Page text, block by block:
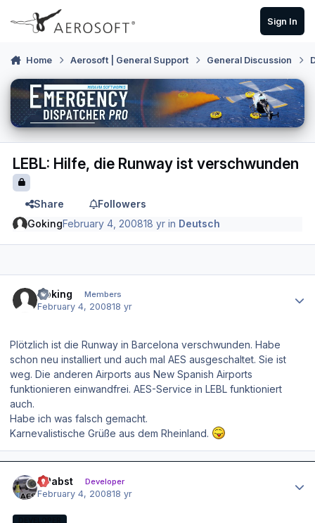
Skip to content
Sign In
Home Aerosoft | General Support General Discussion
LEBL: Hilfe, die Runway ist verschwunden
Share
Followers
GokingFebruary 4, 200818 yr in Deutsch
Goking Members
February 4, 200818 yr
Plötzlich ist die Runway in Barcelona verschwunden. Habe
schon neu installiert und auch mal AES ausgeschaltet. Sie ist
weg. Die anderen Airports aus New Spanish Airports
funktionieren einwandfrei. AES-Service in LEBL funktioniert
auch.
Habe ich was falsch gemacht.
Karnevalistische Grüße aus dem Rheinland.
OPabst Developer
February 4, 200818 yr